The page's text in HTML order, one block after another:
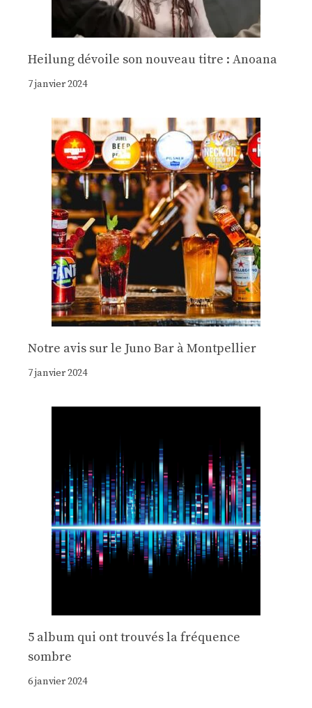
Heilung dévoile son nouveau titre : Anoana
7 janvier 2024
Notre avis sur le Juno Bar à Montpellier
7 janvier 2024
5 album qui ont trouvés la fréquence
sombre
6 janvier 2024